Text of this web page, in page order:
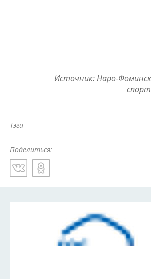
Источник: Наро-
Тэги
Поделиться: